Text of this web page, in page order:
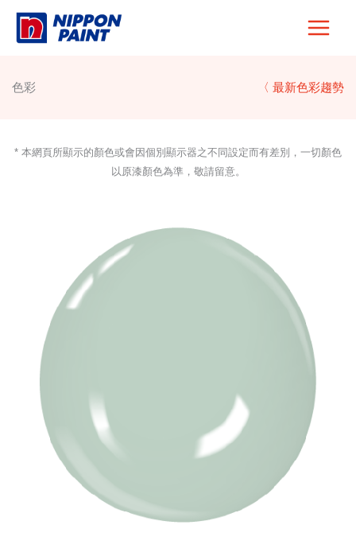
Skip
色彩 〈 最新色彩趨勢
* 本網頁所顯示的顏色或會因個別顯示器之不同設定而有差別，一切顏色
以原漆顏色為準，敬請留意。